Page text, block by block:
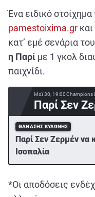
Ένα ειδικό
pamestoixima.gr
κατ’ εμέ σενάρια
η Παρί με 1 γκολ
παιχνίδι.
Μαΐ 30, 19:00Champions
Παρί Σεν
ΘΑΝΆΣΗΣ ΚΥΛΏΝΗΣ
Παρί Σεν Ζερμέν να
Ισοπαλία
*Οι αποδόσεις